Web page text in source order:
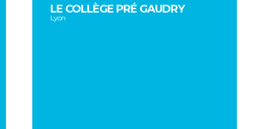
LE COLLÈGE PRÉ GAUDRY
Lyon